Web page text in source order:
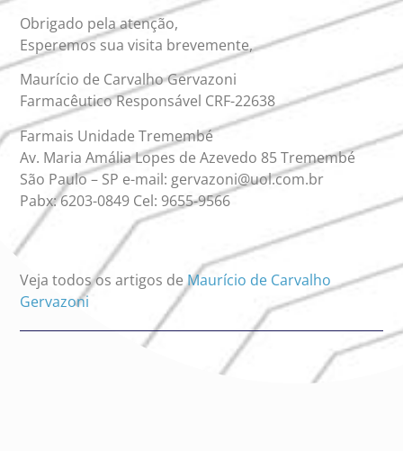
Obrigado pela atenção,
Esperemos sua visita brevemente,
Maurício de Carvalho Gervazoni
Farmacêutico Responsável CRF-22638
Farmais Unidade Tremembé
Av. Maria Amália Lopes de Azevedo 85 Tremembé
São Paulo – SP e-mail: gervazoni@uol.com.br
Pabx: 6203-0849 Cel: 9655-9566
Veja todos os artigos deMaurício de Carvalho
Gervazoni